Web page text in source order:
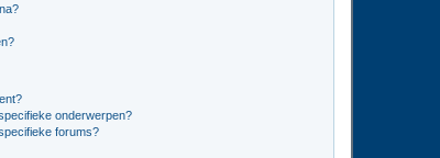
onderwerpen?
forums?